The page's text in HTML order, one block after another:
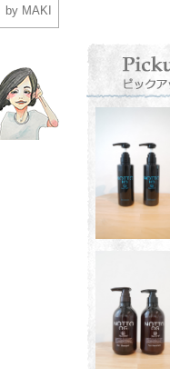
by MAKI